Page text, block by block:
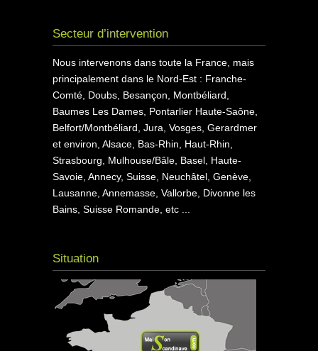
Secteur d’intervention
Nous intervenons dans toute la France, mais
principalement dans le Nord-Est : Franche-
Comté, Doubs, Besançon, Montbéliard,
Baumes Les Dames, Pontarlier Haute-Saône,
Belfort/Montbéliard, Jura, Vosges, Gerardmer
et environ, Alsace, Bas-Rhin, Haut-Rhin,
Strasbourg, Mulhouse/Bâle, Basel, Haute-
Savoie, Annecy, Suisse, Neuchâtel, Genève,
Lausanne, Annemasse, Vallorbe, Divonne les
Bains, Suisse Romande, etc ...
Situation